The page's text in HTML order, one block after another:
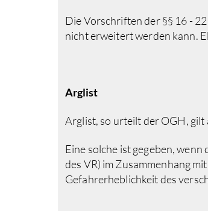
Die Vorschriften der §§ 16 -
nicht erweitert werden kann.
Arglist
Arglist, so urteilt der OGH, gilt
Eine solche ist gegeben,
des VR) im Zusammenhang
Gefahrerheblichkeit des